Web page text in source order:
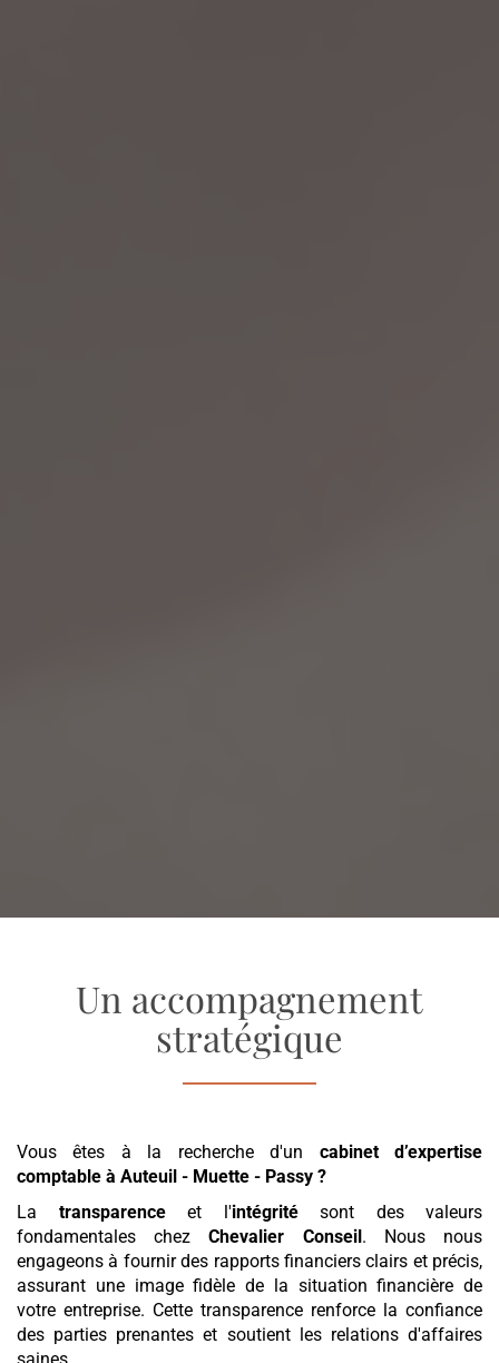
Un accompagnement
stratégique
Vous êtes à la recherche d'un cabinet d’expertise
comptable à Auteuil - Muette - Passy ?
La transparenceet l'intégritésont des valeurs
fondamentales chezChevalier Conseil. Nous nous
engageons à fournir des rapports financiers clairs et précis,
assurant une image fidèle de la situation financière de
votre entreprise. Cette transparence renforce la confiance
des parties prenantes et soutient les relations d'affaires